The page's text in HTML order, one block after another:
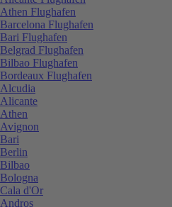
Athen Flughafen
Barcelona Flughafen
Bari Flughafen
Belgrad Flughafen
Bilbao Flughafen
Bordeaux Flughafen
Alcudia
Alicante
Athen
Avignon
Bari
Berlin
Bilbao
Bologna
Cala d'Or
Andros